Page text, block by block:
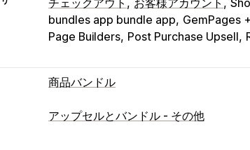
bundles app bundle app GemPages
Page Builders Post Purchase Upsell
商品バンドル
バンドルタイプ
アップセルとバンドル - その他